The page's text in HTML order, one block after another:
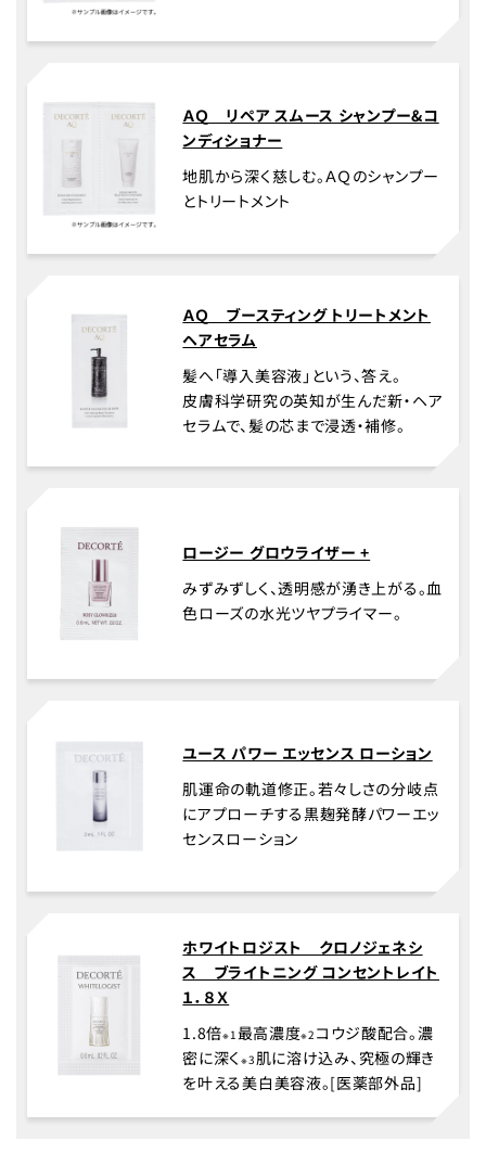
ＡＱ リペア スムース シャンプー&コ
ンディショナー
地肌から深く慈しむ。ＡＱのシャンプー
とトリートメント
ＡＱ ブースティング トリートメント
ヘアセラム
髪へ「導入美容液」という、答え。
皮膚科学研究の英知が生んだ新・ヘア
セラムで、髪の芯まで浸透・補修。
ロージー グロウライザー +
みずみずしく、透明感が湧き上がる。血
色ローズの水光ツヤプライマー。
ユース パワー エッセンス ローション
肌運命の軌道修正。若々しさの分岐点
にアプローチする黒麹発酵パワーエッ
センスローション
ホワイトロジスト クロノジェネシ
ス ブライトニング コンセントレイト
１．８Ｘ
1.8倍※1 最高濃度※2 コウジ酸配合。濃
密に深く※3 肌に溶け込み、究極の輝き
を叶える美白美容液。[医薬部外品]